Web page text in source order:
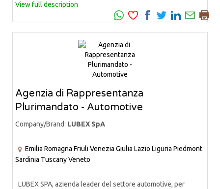
View full description
Agenzia di Rappresentanza
Plurimandato - Automotive
Company/Brand: LUBEX SpA
Emilia Romagna Friuli Venezia Giulia Lazio Liguria Piedmont
Sardinia TuscanyVeneto
LUBEX SPA, azienda leader del settore automotive, per